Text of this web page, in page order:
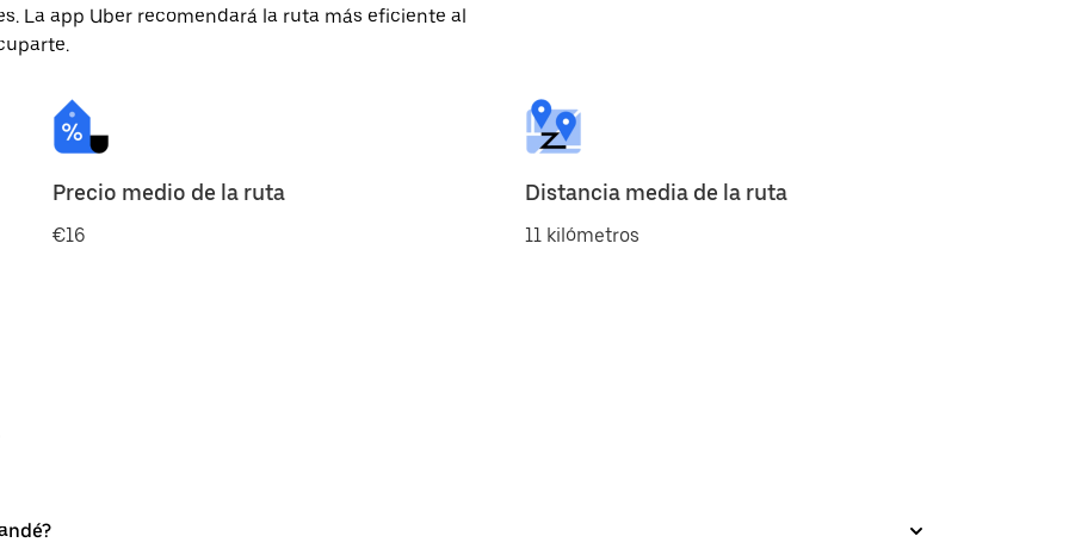
La app Uber recomendará la ruta más eficiente al
Precio medio de la ruta
€16
Distancia media de la ruta
11 kilómetros